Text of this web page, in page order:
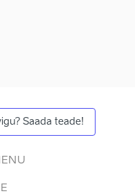
Saada teade!